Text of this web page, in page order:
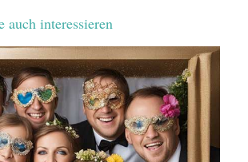
auch interessieren